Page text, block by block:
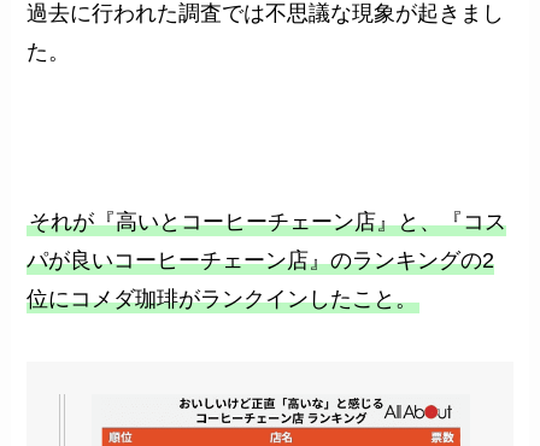
過去に行われた調査では不思議な現象が起きまし
た。
それが『高いとコーヒーチェーン店』と、『コス
パが良いコーヒーチェーン店』のランキングの2
位にコメダ珈琲がランクインしたこと。